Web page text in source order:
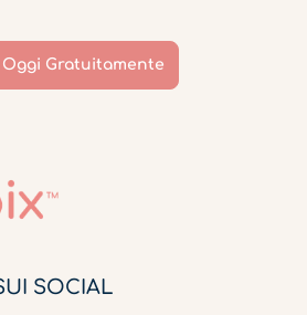
Oggi Gratuitamente
SOCIAL